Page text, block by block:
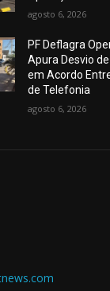
agosto 6, 2026
PF Deflagra
Apura Desvio
em Acordo
de Telefonia
agosto 6, 2026